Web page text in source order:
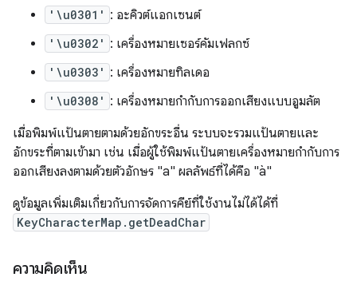
'\u0301' : อะคิวต์แอกเซนต์
'\u0302' : เครื่องหมายเซอร์คัมเฟลกซ์
'\u0303' : เครื่องหมายทิลเดอ
'\u0308' : เครื่องหมายกำกับการออกเสียงแบบอูมลัต
เมื่อพิมพ์แป้นตายตามด้วยอักขระอื่น ระบบจะรวมแป้นตายและ
อักขระที่ตามเข้ามา เช่น เมื่อผู้ใช้พิมพ์แป้นตายเครื่องหมายกำกับการ
ออกเสียงลงตามด้วยตัวอักษร "a" ผลลัพธ์ที่ได้คือ "à"
ดูข้อมูลเพิ่มเติมเกี่ยวกับการจัดการคีย์ที่ใช้งานไม่ได้ได้ที่
KeyCharacterMap.getDeadChar
ความคิดเห็น